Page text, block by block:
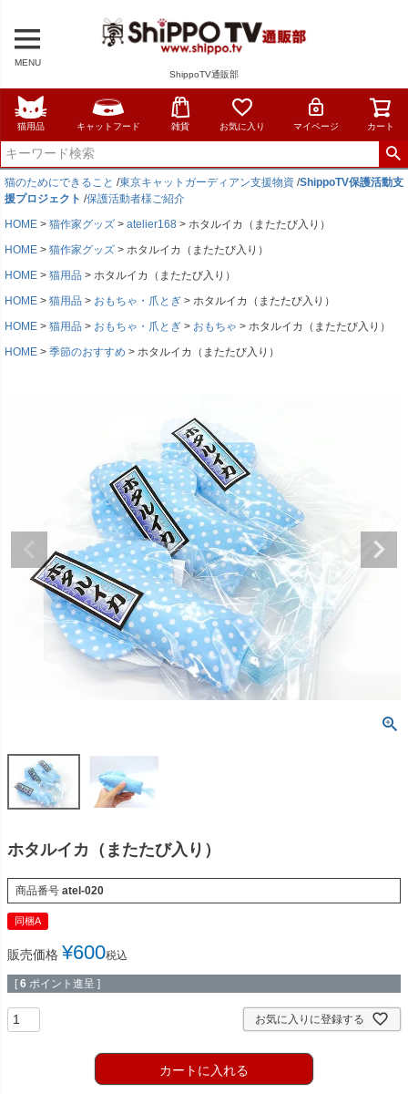
MENU
ShippoTV通販部
猫用品 キャットフード 雑貨 お気に入り マイページ カート
猫のためにできること /東京キャットガーディアン支援物資 /ShippoTV保護活動支
援プロジェクト /保護活動者様ご紹介
HOME
猫作家グッズ atelier168
ホタルイカ（またたび入り）
HOME
猫作家グッズ
ホタルイカ（またたび入り）
HOME
猫用品
ホタルイカ（またたび入り）
HOME
猫用品 おもちゃ・爪とぎ
ホタルイカ（またたび入り）
HOME
猫用品 おもちゃ・爪とぎ おもちゃ
ホタルイカ（またたび入り）
HOME
季節のおすすめ ホタルイカ（またたび入り）
ホタルイカ（またたび入り）
商品番号 atel-020
同梱A
販売価格 ¥600税込
[ 6 ポイント進呈 ]
お気に入りに登録する
カートに入れる